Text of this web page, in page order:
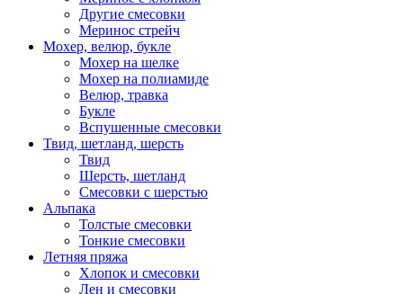
Другие смесовки
Меринос стрейч
Мохер, велюр, букле
Мохер на шелке
Мохер на полиамиде
Велюр, травка
Букле
Вспушенные смесовки
Твид, шетланд, шерсть
Твид
Шерсть, шетланд
Смесовки с шерстью
Альпака
Толстые смесовки
Тонкие смесовки
Летняя пряжа
Хлопок и смесовки
Лен и смесовки